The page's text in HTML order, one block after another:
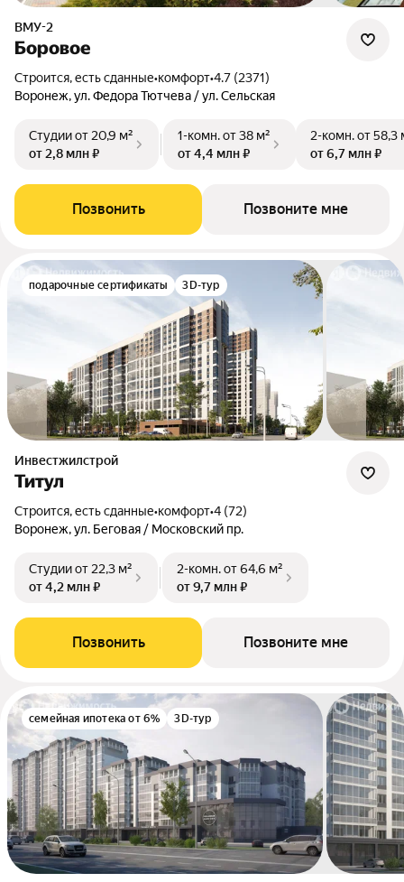
ВМУ-2
Боровое
Строится, есть сданные•комфорт•4.7 (2371)
Воронеж, ул. Федора Тютчева / ул. Сельская
Студииот 20,9 м²
от 2,8 млн ₽
1-комн.от 38 м²
от 4,4 млн ₽
2-комн.от 58,3
от 6,7 млн ₽
Позвонить Позвоните мне
подарочные сертификаты 3D-тур
Инвестжилстрой
Титул
Строится, есть сданные•комфорт•4 (72)
Воронеж, ул. Беговая / Московский пр.
Студииот 22,3 м²
от 4,2 млн ₽
2-комн.от 64,6 м²
от 9,7 млн ₽
Позвонить Позвоните мне
семейная ипотека от 6% 3D-тур